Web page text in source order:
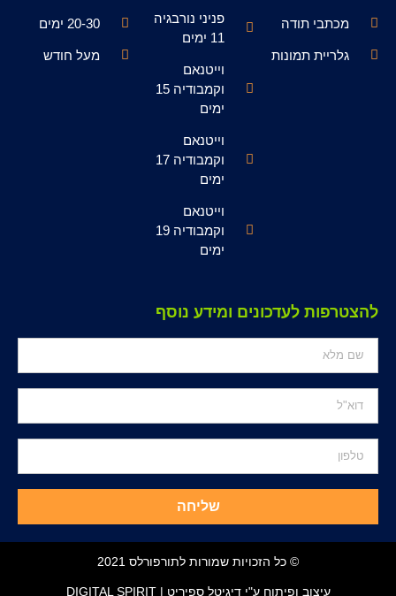
מכתבי תודה
גלריית תמונות
פניני נורבגיה
11 ימים
וייטנאם
וקמבודיה 15
ימים
וייטנאם
וקמבודיה 17
ימים
וייטנאם
וקמבודיה 19
ימים
20-30 ימים
מעל חודש
להצטרפות לעדכונים ומידע נוסף
שליחה
© כל הזכויות שמורות לתורפורלס 2021
עיצוב ופיתוח ע"י דיגיטל ספיריט | DIGITAL SPIRIT